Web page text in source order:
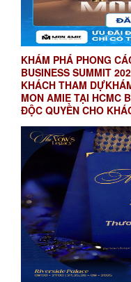
KHÁM PHÁ PHONG
BUSINESS SUMMIT
KHÁCH THAM
MON AMIE TẠI HCMC
ĐỘC QUYỀN CHO